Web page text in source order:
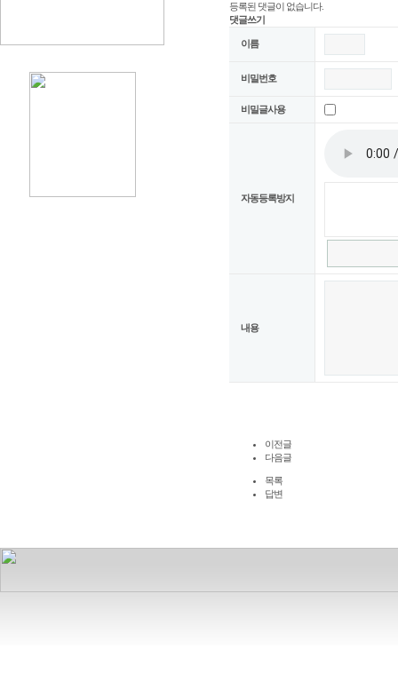
등록된 댓글이 없습니다.
댓글쓰기
이름
비밀번호
비밀글사용
자동등록방지
내용
이전글
다음글
목록
답변